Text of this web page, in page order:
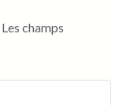
Les champs